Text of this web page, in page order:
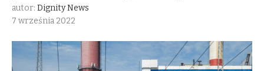
autor: Dignity News
7 września 2022